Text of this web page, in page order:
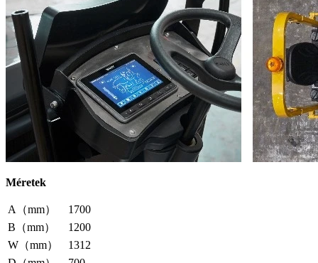
Méretek
A（mm）
1700
B（mm）
1200
W（mm）
1312